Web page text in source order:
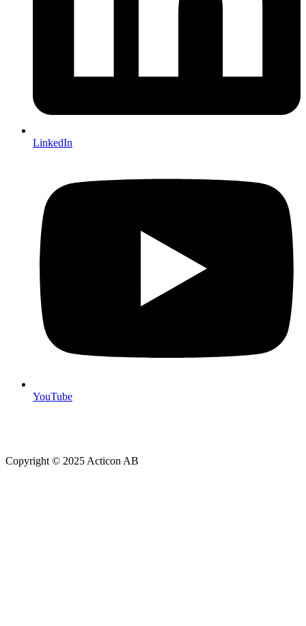
LinkedIn
YouTube
Copyright © 2025 Acticon AB